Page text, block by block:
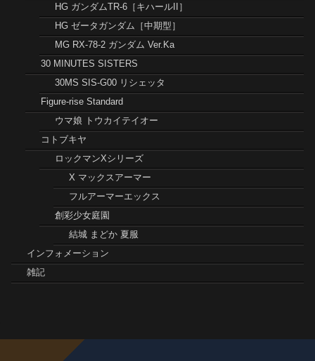
HG ガンダムTR-6［キハールII］
HG ゼータガンダム［中期型］
MG RX-78-2 ガンダム Ver.Ka
30 MINUTES SISTERS
30MS SIS-G00 リシェッタ
Figure-rise Standard
ウマ娘 トウカイテイオー
コトブキヤ
ロックマンXシリーズ
X マックスアーマー
フルアーマーエックス
創彩少女庭園
結城 まどか 夏服
インフォメーション
雑記